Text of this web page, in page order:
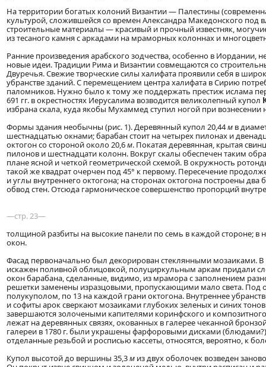
На территории богатых колоний Византии — Палестины
культурой, сложившейся со времен Александра Македонского
строительные материалы — красивый и прочный известняк,
из тесаного камня с аркадами на мраморных колоннах и
Ранние произведения арабского зодчества, особенно в
новые идеи. Традиции Рима и Византии совмещаются со
Двуречья. Свежие творческие силы халифата проявили себя в
убранстве зданий. С перемещением центра халифата в Сирию
паломников. Нужно было к тому же поддержать престиж ислама
691 гг. в окрестностях Иерусалима возводится великолепный купол
избрана скала, куда якобы Мухаммед ступил ногой при вознесении
Формы здания необычны (рис. 1). Деревянный купол 20,44м в
шестнадцатью окнами; барабан стоит на четырех пилонах и
октогон со стороной около 20,6м. Покатая деревянная, крытая
пилонов и шестнадцати колонн. Вокруг скалы обеспечен таким
плане ясной и четкой геометрической схемой. В окружность
такой же квадрат очерчен под 45° к первому. Пересечение
и углы внутреннего октогона; на сторонах октогона построены
обвод стен. Отсюда гармоническое совершенство пропорций
—стр. 23—
толщиной разбиты на высокие панели по семь в каждой стороне;
окон.
Фасад первоначально был декорирован стеклянными мозаиками. В
искажен поливной облицовкой, полуциркульным аркам придали
окон барабана, сделанные, видимо, из мрамора с заполнением
решетки заменены изразцовыми, пропускающими мало света.
полукуполом, по 13 на каждой грани октогона. Внутреннее
и софиты арок сверкают мозаиками глубоких зеленых и синих
завершаются золочеными капителями коринфского и
лежат на деревянных связях, окованных в галерее чеканной
галереи в 1780 г. были украшены фарфоровыми дисками
отделанные резьбой и росписью кассеты, относятся, вероятно, к
Купол высотой до вершины 35,3м из двух оболочек возведен